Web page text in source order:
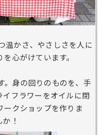
温かさ、やさしさを人に
心がけています。
。身の回りのものを、手
フラワーをオイルに閉
ークショップを作りま
！